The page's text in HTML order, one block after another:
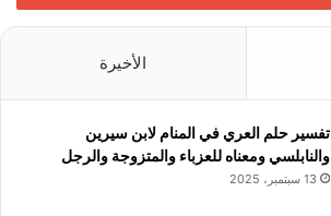
الأخيرة
تفسير حلم العري في المنام لابن سيرين
والنابلسي ومعناه للعزباء والمتزوجة والرجل
13 سبتمبر، 2025